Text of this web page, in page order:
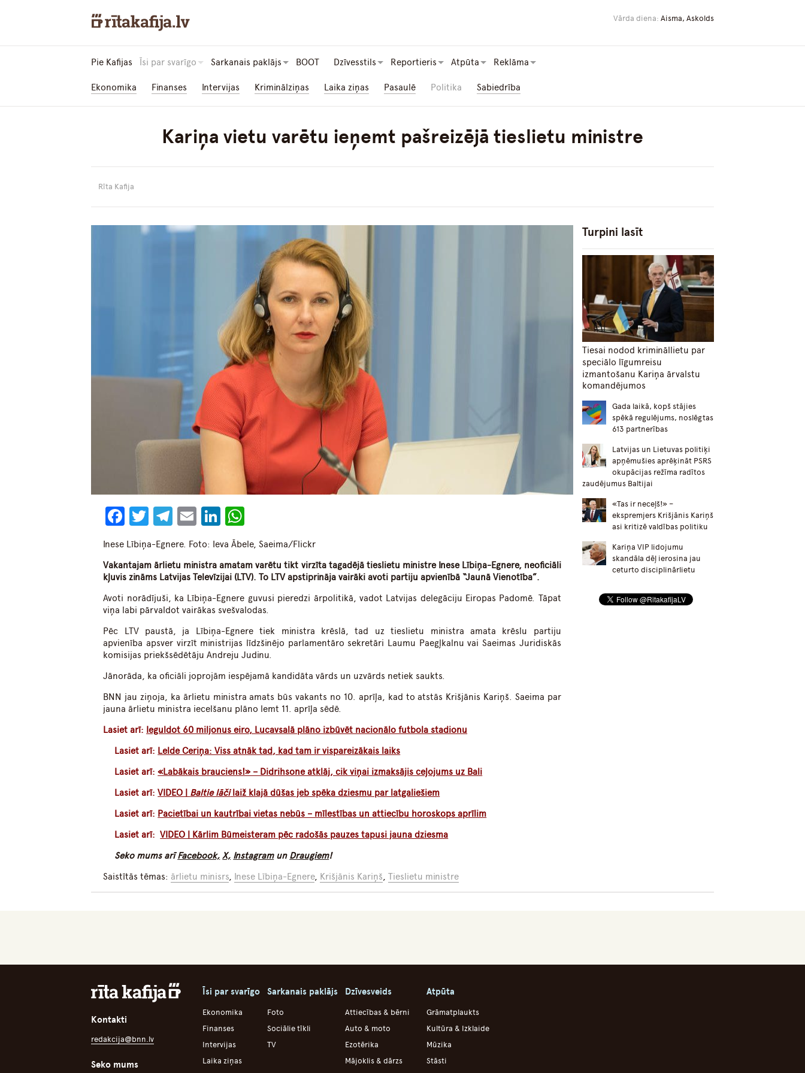
Vārda diena: Aisma, Askolds
Pie Kafijas Īsi par svarīgo Sarkanais paklājs BOOT Dzīvesstils Reportieris Atpūta Reklāma
Ekonomika Finanses Intervijas Kriminālziņas Laika ziņas Pasaulē Politika Sabiedrība
Kariņa vietu varētu ieņemt pašreizējā tieslietu ministre
Rīta Kafija
Facebook
Twitter
Telegram
EmailLinkedIn
Inese Lībiņa-Egnere. Foto: Ieva Ābele, Saeima/Flickr
Vakantajam ārlietu ministra amatam varētu tikt virzīta tagadējā tieslietu ministre Inese Lībiņa-Egnere, neoficiāli
kļuvis zināms Latvijas Televīzijai (LTV).To LTV apstiprināja vairāki avoti partiju apvienībā “Jaunā Vienotība”.
Avoti norādījuši, ka Lībiņa-Egnere guvusi pieredzi ārpolitikā, vadot Latvijas delegāciju Eiropas Padomē. Tāpat
viņa labi pārvaldot vairākas svešvalodas.
Pēc LTV paustā, ja Lībiņa-Egnere tiek ministra krēslā, tad uz tieslietu ministra amata krēslu partiju
apvienība apsver virzīt ministrijas līdzšinējo parlamentāro sekretāri Laumu Paegļkalnu vai Saeimas Juridiskās
komisijas priekšsēdētāju Andreju Judinu.
Jānorāda, ka oficiāli joprojām iespējamā kandidāta vārds un uzvārds netiek saukts.
BNN jau ziņoja, ka ārlietu ministra amats būs vakants no 10. aprīļa, kad to atstās Krišjānis Kariņš. Saeima par
jauna ārlietu ministra iecelšanu plāno lemt 11. aprīļa sēdē.
Lasiet arī: Ieguldot 60 miljonus eiro, Lucavsalā plāno izbūvēt nacionālo futbola stadionu
Lasiet arī: Lelde Ceriņa: Viss atnāk tad, kad tam ir vispareizākais laiks
Lasiet arī:«Labākais brauciens!» – Didrihsone atklāj, cik viņai izmaksājis ceļojums uz Bali
Lasiet arī:VIDEO | Baltie lāčilaiž klajā dūšas jeb spēka dziesmu par latgaliešiem
Lasiet arī: Pacietībai un kautrībai vietas nebūs – mīlestības un attiecību horoskops aprīlim
Lasiet arī:VIDEO | Kārlim Būmeisteram pēc radošās pauzes tapusi jauna dziesma
Seko mums arīFacebook, X, Instagramun Draugiem!
Saistītās tēmas: ārlietu minisrs, Inese Lībiņa-Egnere, Krišjānis Kariņš,Tieslietu ministre
Turpini lasīt
Tiesai nodod krimināllietu par
speciālo līgumreisu
izmantošanu Kariņa ārvalstu
komandējumos
Gada laikā, kopš stājies
spēkā regulējums, noslēgtas
613 partnerības
Latvijas un Lietuvas politiķi
apņēmušies aprēķināt PSRS
okupācijas režīma radītos
zaudējumus Baltijai
«Tas ir neceļš!» –
ekspremjers Krišjānis Kariņš
asi kritizē valdības politiku
Kariņa VIP lidojumu
skandāla dēļ ierosina jau
ceturto disciplinārlietu
Kontakti
redakcija@bnn.lv
Seko mums
Īsi par svarīgo
Ekonomika
Finanses
Intervijas
Laika ziņas
Sarkanais paklājs
Foto
Sociālie tīkli
TV
Dzīvesveids
Attiecības & bērni
Auto & moto
Ezotērika
Mājoklis & dārzs
Atpūta
Grāmatplaukts
Kultūra & Izklaide
Mūzika
Stāsti